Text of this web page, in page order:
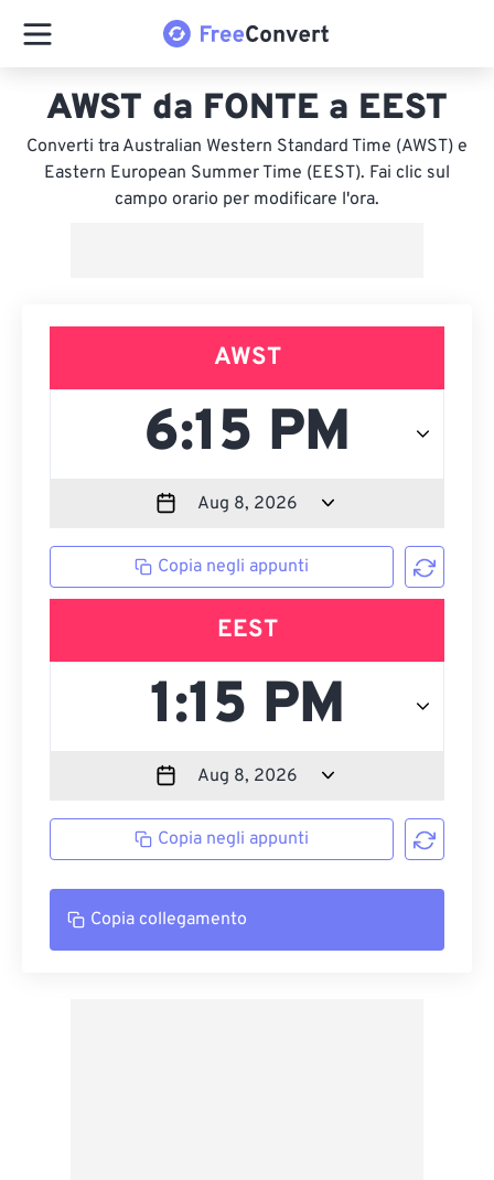
AWST da FONTE a EEST
Converti tra Australian Western Standard Time (AWST) e
Eastern European Summer Time (EEST). Fai clic sul
campo orario per modificare l'ora.
AWST
Copia negli appunti
EEST
Copia negli appunti
Copia collegamento